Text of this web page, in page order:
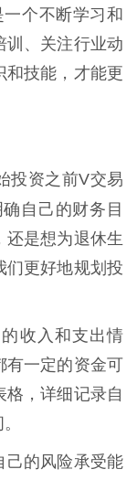
个不断学习和
训、关注行业动
和技能，才能更
投资之前V交易
自己的财务目
还是想为退休生
们更好地规划投
收入和支出情
有一定的资金可
格，详细记录自
己的风险承受能